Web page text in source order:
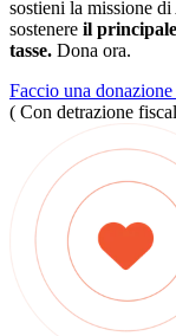
sostieni la missione
sostenere il
tasse. Dona ora.
Faccio una donazione
( Con detrazione